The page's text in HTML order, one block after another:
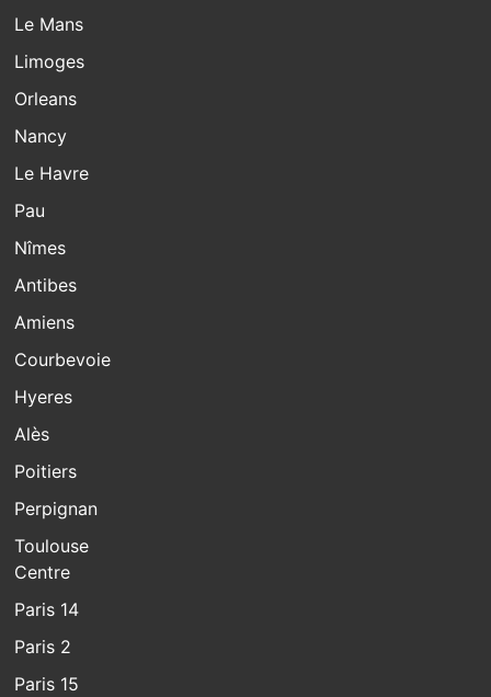
Le Mans
Limoges
Orleans
Nancy
Le Havre
Pau
Nîmes
Antibes
Amiens
Courbevoie
Hyeres
Alès
Poitiers
Perpignan
Toulouse
Centre
Paris 14
Paris 2
Paris 15